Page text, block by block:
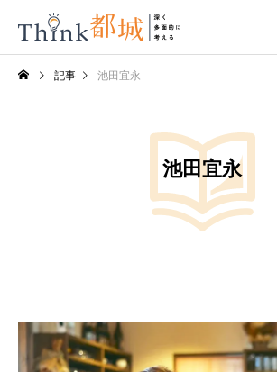
記事 池田宜永
池田宜永